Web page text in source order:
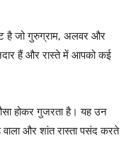
है जो गुरुग्राम, अलवर और
हैं और रास्ते में आपको कई
होकर गुजरता है। यह उन
और शांत रास्ता पसंद करते